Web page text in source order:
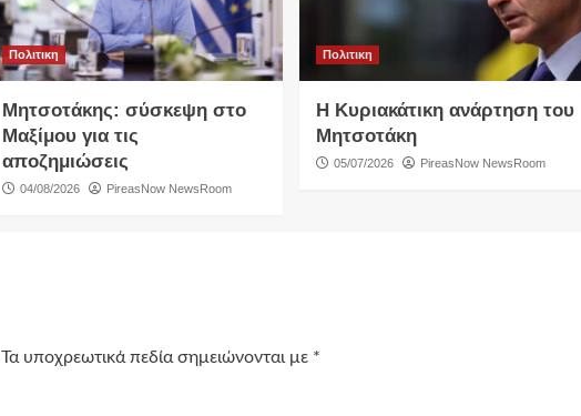
Πολιτικη
Μητσοτάκης: σύσκεψη στο
Μαξίμου για τις
αποζημιώσεις
04/08/2026 PireasNow NewsRoom
Πολιτικη
Η Κυριακάτικη ανάρτηση του
Μητσοτάκη
05/07/2026 PireasNow NewsRoom
Τα υποχρεωτικά πεδία σημειώνονται με *